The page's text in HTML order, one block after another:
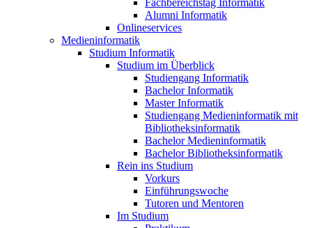
Alumni Informatik
Onlineservices
Medieninformatik
Studium Informatik
Studium im Überblick
Studiengang Informatik
Bachelor Informatik
Master Informatik
Studiengang Medieninformatik mit
Bibliotheksinformatik
Bachelor Medieninformatik
Bachelor Bibliotheksinformatik
Rein ins Studium
Vorkurs
Einführungswoche
Tutoren und Mentoren
Im Studium